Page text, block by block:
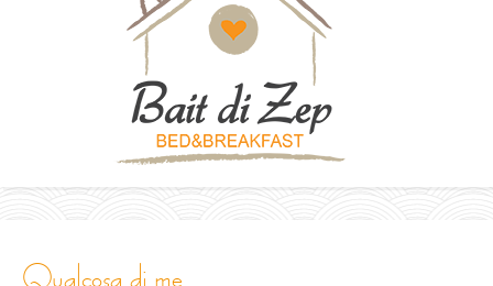
qualcosa di me